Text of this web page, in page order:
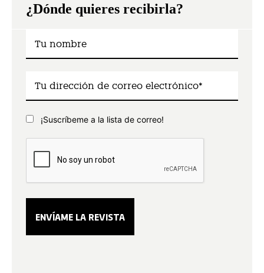
¿Dónde quieres recibirla?
¡Suscríbeme a la lista de correo!